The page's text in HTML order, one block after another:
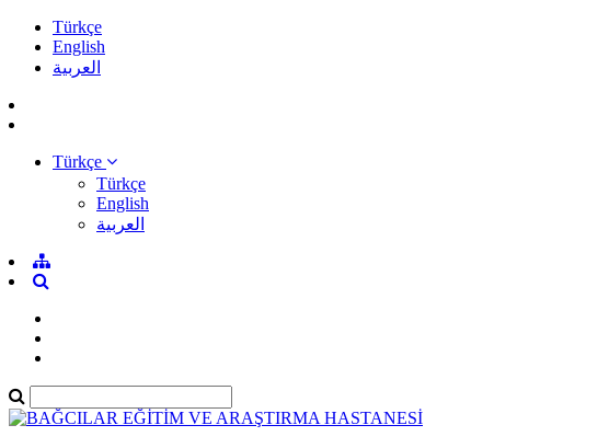
Türkçe
English
العربية
Türkçe
Türkçe
English
العربية